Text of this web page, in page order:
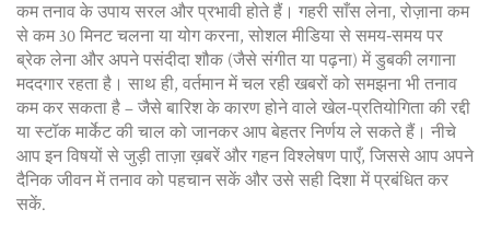
कम तनाव के उपाय सरल और प्रभावी होते हैं। गहरी साँस लेना, रोज़ाना कम
से कम 30 मिनट चलना या योग करना, सोशल मीडिया से समय‑समय पर
ब्रेक लेना और अपने पसंदीदा शौक (जैसे संगीत या पढ़ना) में डुबकी लगाना
मददगार रहता है। साथ ही, वर्तमान में चल रही खबरों को समझना भी तनाव
कम कर सकता है – जैसे बारिश के कारण होने वाले खेल‑प्रतियोगिता की रद्दी
या स्टॉक मार्केट की चाल को जानकर आप बेहतर निर्णय ले सकते हैं। नीचे
आप इन विषयों से जुड़ी ताज़ा ख़बरें और गहन विश्लेषण पाएँ, जिससे आप अपने
दैनिक जीवन में तनाव को पहचान सकें और उसे सही दिशा में प्रबंधित कर
सकें.